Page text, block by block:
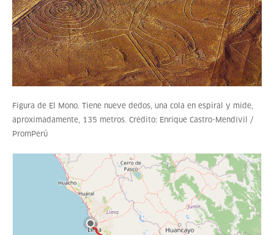
Figura de El Mono. Tiene nueve dedos, una cola en espiral y mide,
aproximadamente, 135 metros. Crédito: Enrique Castro-Mendívil /
PromPerú